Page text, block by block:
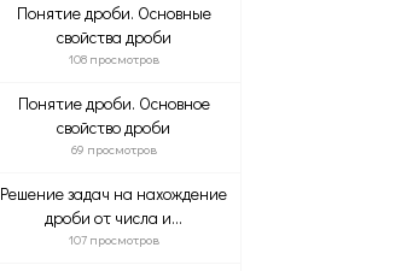
Понятие дроби. Основные
свойства дроби
108 просмотров
Понятие дроби. Основное
свойство дроби
69 просмотров
Решение задач на нахождение
дроби от числа и...
107 просмотров